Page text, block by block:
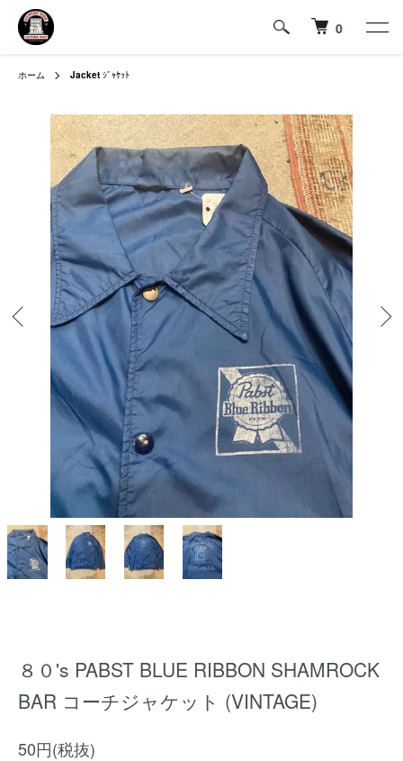
0
ホーム Jacket ｼﾞｬｹｯﾄ
８０'s PABST BLUE RIBBON SHAMROCK
BAR コーチジャケット (VINTAGE)
50円(税抜)